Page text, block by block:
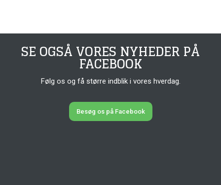
SE OGSÅ VORES NYHEDER PÅ
FACEBOOK
Følg os og få større indblik i vores hverdag.
Besøg os på Facebook​